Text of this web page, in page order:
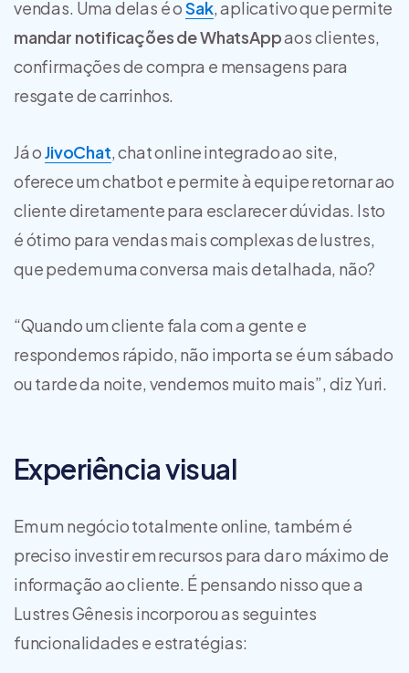
vendas. Uma delas é oSak, aplicativo que permite
mandar notificações de WhatsAppaos clientes,
confirmações de compra e mensagens para
resgate de carrinhos.
Já oJivoChat, chat online integrado ao site,
oferece um chatbot e permite à equipe retornar ao
cliente diretamente para esclarecer dúvidas. Isto
é ótimo para vendas mais complexas de lustres,
que pedem uma conversa mais detalhada, não?
“Quando um cliente fala com a gente e
respondemos rápido, não importa se é um sábado
ou tarde da noite, vendemos muito mais”, diz Yuri.
Experiência visual
Em um negócio totalmente online, também é
preciso investir em recursos para dar o máximo de
informação ao cliente. É pensando nisso que a
Lustres Gênesis incorporou as seguintes
funcionalidades e estratégias: